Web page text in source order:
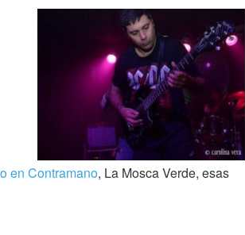
en Contramano, La Mosca Verde, esas